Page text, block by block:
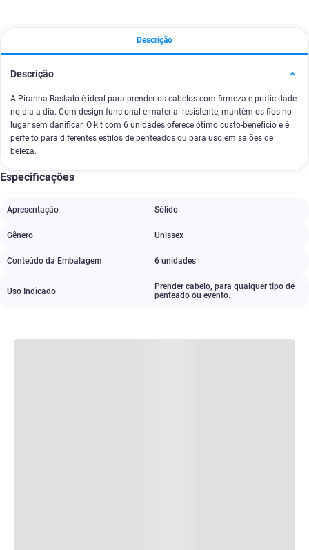
Descrição
Descrição
A Piranha Raskalo é ideal para prender os cabelos com firmeza e praticidade
no dia a dia. Com design funcional e material resistente, mantém os fios no
lugar sem danificar. O kit com 6 unidades oferece ótimo custo-benefício e é
perfeito para diferentes estilos de penteados ou para uso em salões de
beleza.
Especificações
Apresentação Sólido
Gênero Unissex
Conteúdo da Embalagem 6 unidades
Uso Indicado Prender cabelo, para qualquer tipo de
penteado ou evento.